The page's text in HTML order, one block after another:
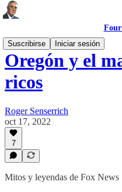
Four
Suscribirse
Iniciar sesión
Oregón y el
ricos
Roger Senserrich
oct 17, 2022
7
Mitos y leyendas de Fox News